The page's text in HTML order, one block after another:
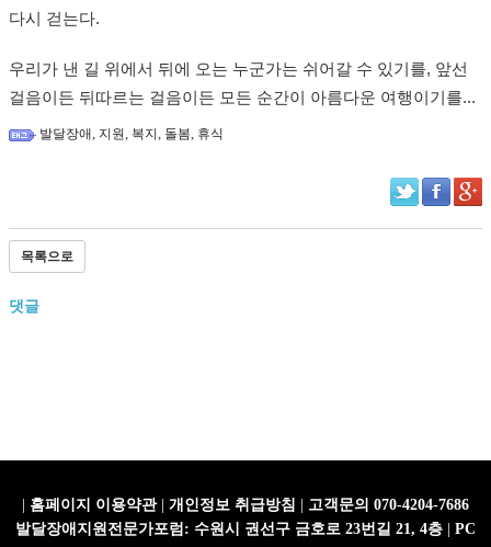
다시 걷는다.
우리가 낸 길 위에서 뒤에 오는 누군가는 쉬어갈 수 있기를, 앞선
걸음이든 뒤따르는 걸음이든 모든 순간이 아름다운 여행이기를...
발달장애, 지원, 복지 , 돌봄, 휴식
목록으로
댓글
홈페이지 이용약관| 개인정보 취급방침
고객문의 070-4204-7686
발달장애지원전문가포럼: 수원시 권선구 금호로 23번길 21, 4층
PC